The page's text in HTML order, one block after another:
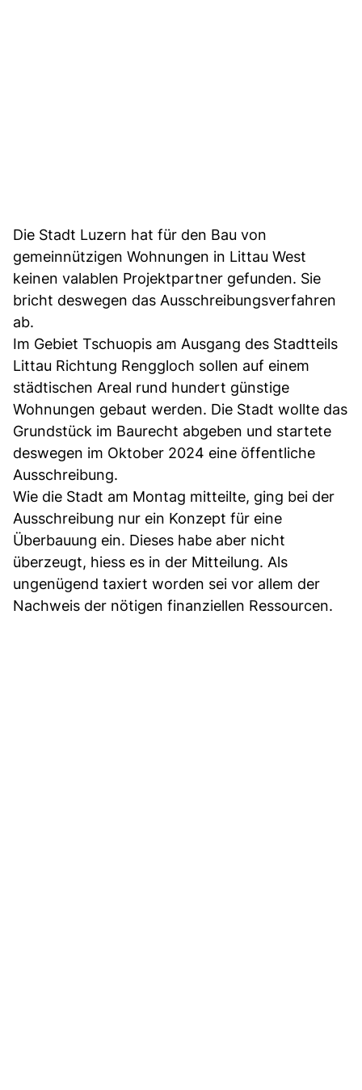
Die Stadt Luzern hat für den Bau von
gemeinnützigen Wohnungen in Littau West
keinen valablen Projektpartner gefunden. Sie
bricht deswegen das Ausschreibungsverfahren
ab.
Im Gebiet Tschuopis am Ausgang des Stadtteils
Littau Richtung Renggloch sollen auf einem
städtischen Areal rund hundert günstige
Wohnungen gebaut werden. Die Stadt wollte das
Grundstück im Baurecht abgeben und startete
deswegen im Oktober 2024 eine öffentliche
Ausschreibung.
Wie die Stadt am Montag mitteilte, ging bei der
Ausschreibung nur ein Konzept für eine
Überbauung ein. Dieses habe aber nicht
überzeugt, hiess es in der Mitteilung. Als
ungenügend taxiert worden sei vor allem der
Nachweis der nötigen finanziellen Ressourcen.